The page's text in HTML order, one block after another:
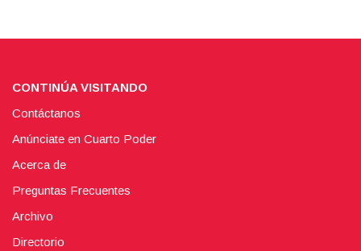
CONTINÚA VISITANDO
Contáctanos
Anúnciate en Cuarto Poder
Acerca de
Preguntas Frecuentes
Archivo
Directorio